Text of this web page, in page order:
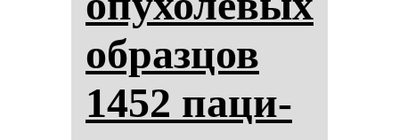
об­раз­цов
1452 па­ци­